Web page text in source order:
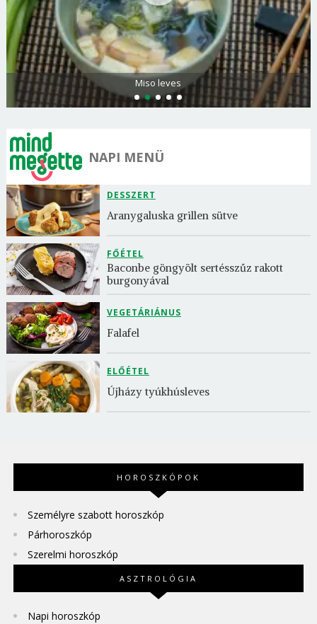
Citromos palacsinta
NAPI MENÜ
DESSZERT
Aranygaluska grillen sütve
FŐÉTEL
Baconbe göngyölt sertésszűz rakott
burgonyával
VEGETÁRIÁNUS
Falafel
ELŐÉTEL
Újházy tyúkhúsleves
HOROSZKÓPOK
Személyre szabott horoszkóp
Párhoroszkóp
Szerelmi horoszkóp
ASZTROLÓGIA
Napi horoszkóp